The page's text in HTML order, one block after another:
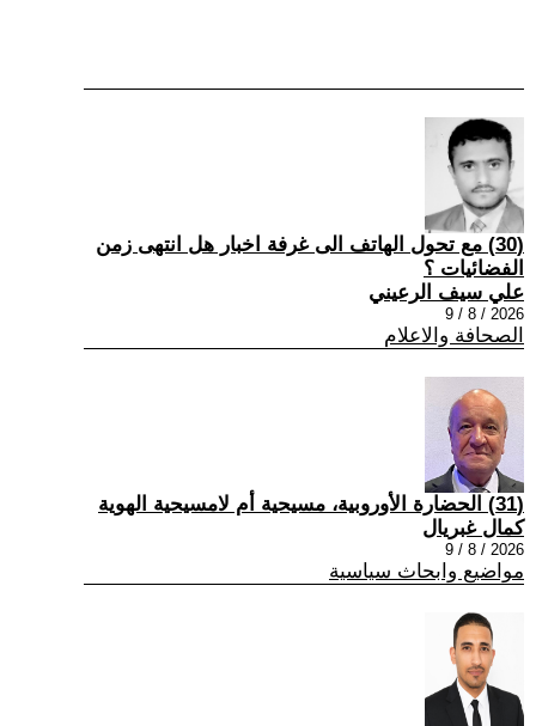
(30) مع تحول الهاتف الى غرفة اخبار هل انتهى زمن
الفضائيات ؟
علي سيف الرعيني
2026 / 8 / 9
الصحافة والاعلام
(31) الحضارة الأوروبية، مسيحية أم لامسيحية الهوية
كمال غبريال
2026 / 8 / 9
مواضيع وابحاث سياسية